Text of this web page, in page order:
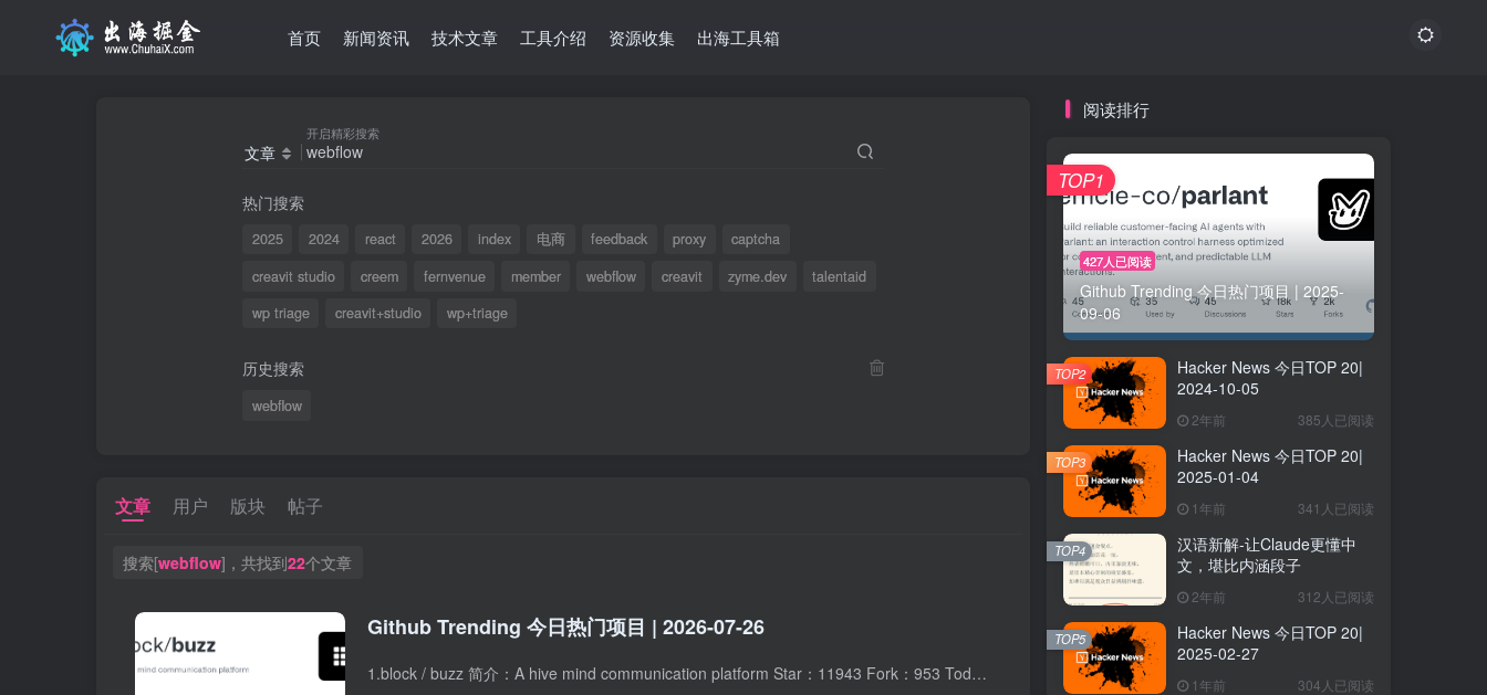
首页 新闻资讯 技术文章 工具介绍 资源收集 出海工具箱
文章
开启精彩搜索
热门搜索
2025 2024 react 2026 index 电商 feedback proxy
captcha
creavit studio
creem fernvenue member webflow creavit zyme.dev
talentaid
wp triage
creavit+studio wp+triage
历史搜索
webflow
文章 用户 版块 帖子
搜索[webflow]，共找到22个文章
Github Trending 今日热门项目 | 2026-07-26
1.block / buzz 简介：A hive mind communication platform Star：11943 Fork：953 Today stars：2491 2.mattpocock / skills 简介：Skills for Real Engineers. Straight from my .agents dire...
阅读排行
427人已阅读
Github Trending 今日热门项目 | 2025-
09-06
TOP1
Hacker News 今日TOP 20|
2024-10-05
2年前 385人已阅读
TOP2
Hacker News 今日TOP 20|
2025-01-04
1年前 341人已阅读
TOP3
汉语新解-让Claude更懂中
文，堪比内涵段子
2年前 312人已阅读
TOP4
Hacker News 今日TOP 20|
2025-02-27
1年前 304人已阅读
TOP5